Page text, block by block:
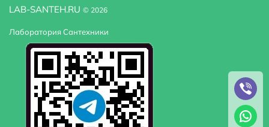
LAB-SANTEH.RU © 2026
Лаборатория Сантехники